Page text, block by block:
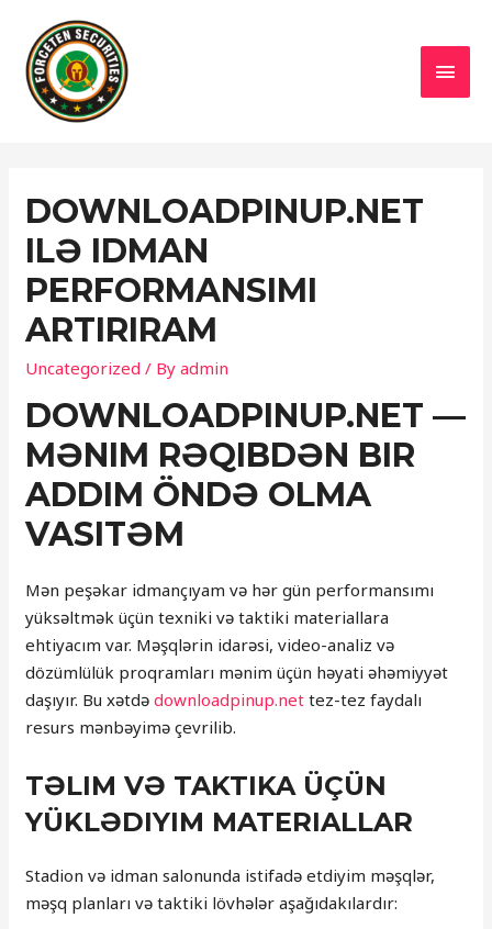
DOWNLOADPINUP.NET
ILƏ IDMAN
PERFORMANSIMI
ARTIRIRAM
Uncategorized / Byadmin
DOWNLOADPINUP.NET —
MƏNIM RƏQIBDƏN BIR
ADDIM ÖNDƏ OLMA
VASITƏM
Mən peşəkar idmançıyam və hər gün performansımı
yüksəltmək üçün texniki və taktiki materiallara
ehtiyacım var. Məşqlərin idarəsi, video-analiz və
dözümlülük proqramları mənim üçün həyati əhəmiyyət
daşıyır. Bu xətdədownloadpinup.net tez-tez faydalı
resurs mənbəyimə çevrilib.
TƏLIM VƏ TAKTIKA ÜÇÜN
YÜKLƏDIYIM MATERIALLAR
Stadion və idman salonunda istifadə etdiyim məşqlər,
məşq planları və taktiki lövhələr aşağıdakılardır: